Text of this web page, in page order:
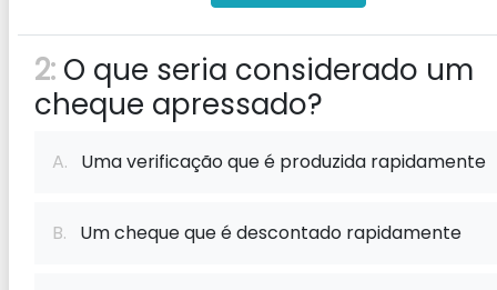
2: O que seria considerado um
cheque apressado?
A. Uma verificação que é produzida rapidamente
B. Um cheque que é descontado rapidamente